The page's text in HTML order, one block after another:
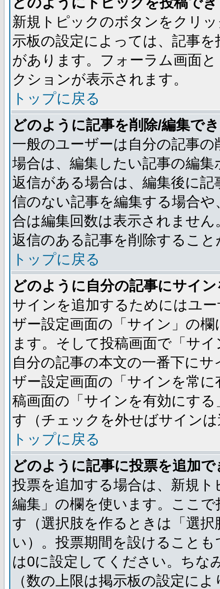
新規トピックのボタンをクリ
示板の設定によっては、記事
があります。フォーラム画面
クションが表示されます。
トップに戻る
どのように記事を削除/編集で
一般のユーザーは自分の記事
場合は、編集したい記事の編
返信がある場合は、編集後に
信のない記事を編集する場合
合は編集回数は表示されませ
返信のある記事を削除するこ
トップに戻る
どのように自分の記事にサイ
サインを追加するためにはユ
ザー設定画面の「サイン」の
ます。そして投稿画面で「サ
自分の記事の本文の一番下に
ザー設定画面の「サインを常
稿画面の「サインを有効にす
す（チェックを外せばサイン
トップに戻る
どのように記事に投票を追加
投票を追加する場合は、新規
編集」の欄を使います。ここ
す（選択肢を作るときは「選
い）。投票期間を設けること
は0に設定してください。ちな
（数の上限は掲示板の設定に